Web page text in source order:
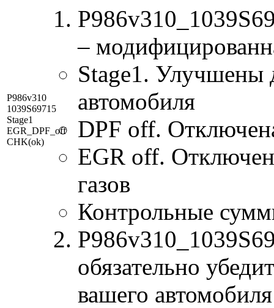
P986v310
1039S69715
Stage1
EGR_DPF_off
CHK(ok)
–
Stage1. Улучшены
автомобиля
DPF off.
EGR off.
газов
Контрольные
обязательно
вашего автомобиля